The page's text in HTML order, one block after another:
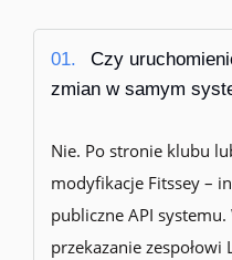
01.
Czy
zmian w samym
Nie. Po stronie klubu
modyfikacje Fitssey –
publiczne API
przekazanie